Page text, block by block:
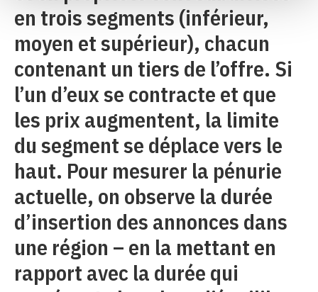
en trois segments (inférieur,
moyen et supérieur), chacun
contenant un tiers de l’offre. Si
l’un d’eux se contracte et que
les prix augmentent, la limite
du segment se déplace vers le
haut. Pour mesurer la pénurie
actuelle, on observe la durée
d’insertion des annonces dans
une région – en la mettant en
rapport avec la durée qui